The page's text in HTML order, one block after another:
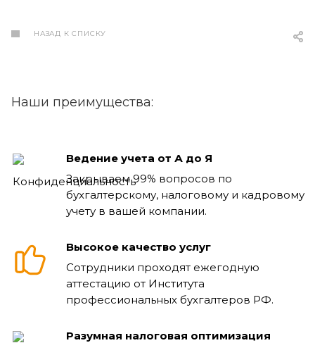
НАЗАД К СПИСКУ
Наши преимущества:
Ведение учета от А до Я
Закрываем 99% вопросов по
бухгалтерскому, налоговому и кадровому
учету в вашей компании.
Высокое качество услуг
Сотрудники проходят ежегодную
аттестацию от Института
профессиональных бухгалтеров РФ.
Разумная налоговая оптимизация